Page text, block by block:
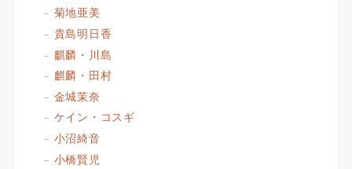
菊地亜美
貴島明日香
麒麟・川島
麒麟・田村
金城茉奈
ケイン・コスギ
小沼綺音
小橋賢児